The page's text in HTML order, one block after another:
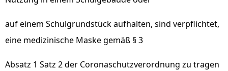
auf einem Schulgrundstück aufhalten, sind verpflichtet,
eine medizinische Maske gemäß § 3
Absatz 1 Satz 2 der Coronaschutzverordnung zu tragen